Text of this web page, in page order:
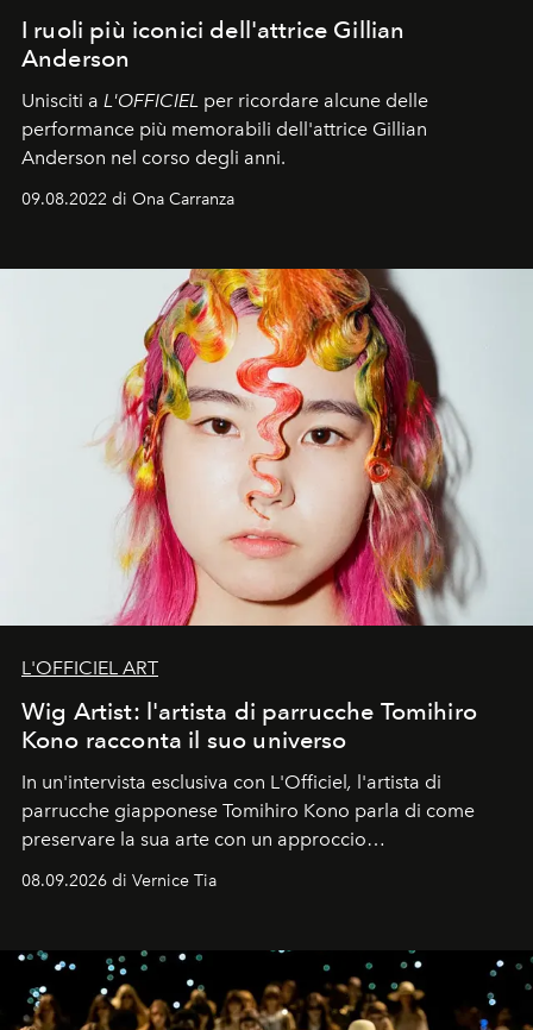
I ruoli più iconici dell'attrice Gillian
Anderson
Unisciti a L'OFFICIEL per ricordare alcune delle
performance più memorabili dell'attrice Gillian
Anderson nel corso degli anni.
09.08.2022 di Ona Carranza
L'OFFICIEL ART
Wig Artist: l'artista di parrucche Tomihiro
Kono racconta il suo universo
In un'intervista esclusiva con L'Officiel , l'artista di
parrucche giapponese Tomihiro Kono parla di come
preservare la sua arte con un approccio
contemporaneo.
08.09.2026 di Vernice Tia